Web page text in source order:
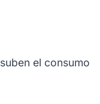
el consumo